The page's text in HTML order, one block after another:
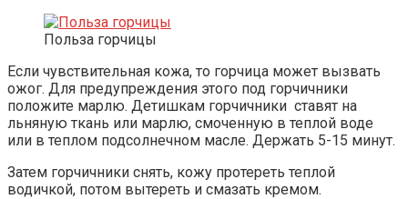
Польза горчицы
Если чувствительная кожа, то горчица может вызвать
ожог. Для предупреждения этого под горчичники
положите марлю. Детишкам горчичники ставят на
льняную ткань или марлю, смоченную в теплой воде
или в теплом подсолнечном масле. Держать 5-15 минут.
Затем горчичники снять, кожу протереть теплой
водичкой, потом вытереть и смазать кремом.